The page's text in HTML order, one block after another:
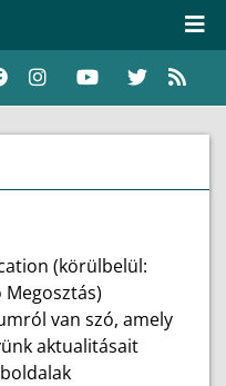
(körülbelül:
van szó, amely
aktualitásait